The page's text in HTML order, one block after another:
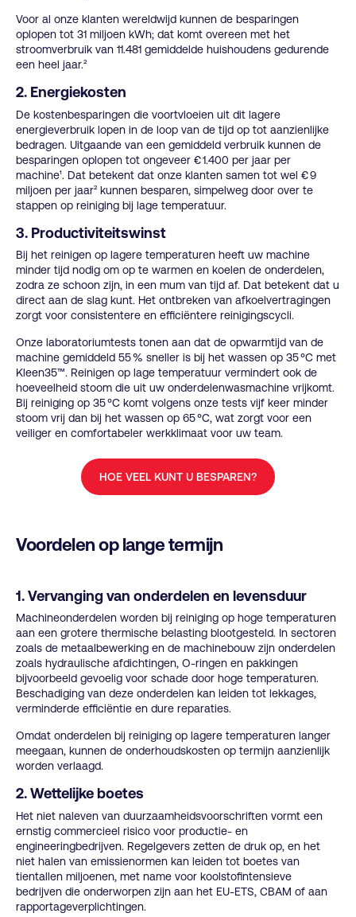
Voor al onze klanten wereldwijd kunnen de besparingen
oplopen tot 31 miljoen kWh; dat komt overeen met het
stroomverbruik van 11.481 gemiddelde huishoudens gedurende
een heel jaar.²
2. Energiekosten
De kostenbesparingen die voortvloeien uit dit lagere
energieverbruik lopen in de loop van de tijd op tot aanzienlijke
bedragen. Uitgaande van een gemiddeld verbruik kunnen de
besparingen oplopen tot ongeveer € 1.400 per jaar per
machine¹. Dat betekent dat onze klanten samen tot wel € 9
miljoen per jaar² kunnen besparen, simpelweg door over te
stappen op reiniging bij lage temperatuur.
3. Productiviteitswinst
Bij het reinigen op lagere temperaturen heeft uw machine
minder tijd nodig om op te warmen en koelen de onderdelen,
zodra ze schoon zijn, in een mum van tijd af. Dat betekent dat u
direct aan de slag kunt. Het ontbreken van afkoelvertragingen
zorgt voor consistentere en efficiëntere reinigingscycli.
Onze laboratoriumtests tonen aan dat de opwarmtijd van de
machine gemiddeld 55 % sneller is bij het wassen op 35 °C met
Kleen35™. Reinigen op lage temperatuur vermindert ook de
hoeveelheid stoom die uit uw onderdelenwasmachine vrijkomt.
Bij reiniging op 35 °C komt volgens onze tests vijf keer minder
stoom vrij dan bij het wassen op 65 °C, wat zorgt voor een
veiliger en comfortabeler werkklimaat voor uw team.
HOE VEEL KUNT U BESPAREN?
Voordelen op lange termijn
1. Vervanging van onderdelen en levensduur
Machineonderdelen worden bij reiniging op hoge temperaturen
aan een grotere thermische belasting blootgesteld. In sectoren
zoals de metaalbewerking en de machinebouw zijn onderdelen
zoals hydraulische afdichtingen, O-ringen en pakkingen
bijvoorbeeld gevoelig voor schade door hoge temperaturen.
Beschadiging van deze onderdelen kan leiden tot lekkages,
verminderde efficiëntie en dure reparaties.
Omdat onderdelen bij reiniging op lagere temperaturen langer
meegaan, kunnen de onderhoudskosten op termijn aanzienlijk
worden verlaagd.
2. Wettelijke boetes
Het niet naleven van duurzaamheidsvoorschriften vormt een
ernstig commercieel risico voor productie- en
engineeringbedrijven. Regelgevers zetten de druk op, en het
niet halen van emissienormen kan leiden tot boetes van
tientallen miljoenen, met name voor koolstofintensieve
bedrijven die onderworpen zijn aan het EU-ETS, CBAM of aan
rapportageverplichtingen.